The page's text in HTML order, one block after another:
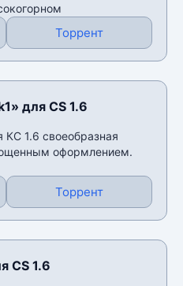
Торрент
для CS 1.6
КС 1.6 своеобразная
оформлением.
Торрент
CS 1.6